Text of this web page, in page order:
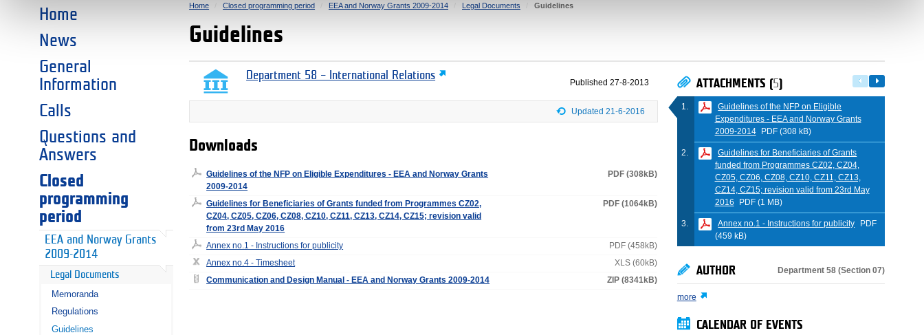
Home
News
General
Information
Calls
Questions and
Answers
Closed
programming
period
EEA and Norway Grants
2009-2014
Legal Documents
Memoranda
Regulations
Guidelines
Home Closed programming period EEA and Norway Grants 2009-2014 Legal Documents Guidelines
Guidelines
Department 58 – International Relations
Published 27-8-2013
Updated 21-6-2016
Downloads
Guidelines of the NFP on Eligible Expenditures - EEA and Norway Grants
2009-2014
PDF (308kB)
Guidelines for Beneficiaries of Grants funded from Programmes CZ02,
CZ04, CZ05, CZ06, CZ08, CZ10, CZ11, CZ13, CZ14, CZ15; revision valid
from 23rd May 2016
PDF (1064kB)
Annex no.1 - Instructions for publicity
PDF (458kB)
Annex no.4 - Timesheet
XLS (60kB)
Communication and Design Manual - EEA and Norway Grants 2009-2014
ZIP (8341kB)
ATTACHMENTS (5)
Guidelines of the NFP on Eligible
Expenditures - EEA and Norway Grants
2009-2014
PDF (308 kB)
Guidelines for Beneficiaries of Grants
funded from Programmes CZ02, CZ04,
CZ05, CZ06, CZ08, CZ10, CZ11, CZ13,
CZ14, CZ15; revision valid from 23rd May
2016
PDF (1 MB)
Annex no.1 - Instructions for publicity
PDF
(459 kB)
AUTHOR Department 58 (Section 07)
more
CALENDAR OF EVENTS